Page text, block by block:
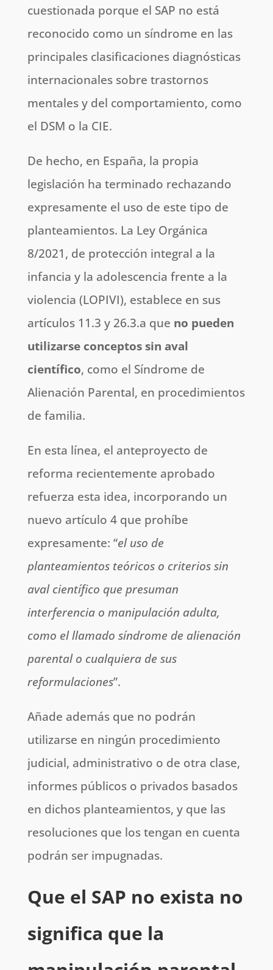
cuestionada porque el SAP no está
reconocido como un síndrome en las
principales clasificaciones diagnósticas
internacionales sobre trastornos
mentales y del comportamiento, como
el DSM o la CIE.
De hecho, en España, la propia
legislación ha terminado rechazando
expresamente el uso de este tipo de
planteamientos. La Ley Orgánica
8/2021, de protección integral a la
infancia y la adolescencia frente a la
violencia (LOPIVI), establece en sus
artículos 11.3 y 26.3.a que no pueden
utilizarse conceptos sin aval
científico, como el Síndrome de
Alienación Parental, en procedimientos
de familia.
En esta línea, el anteproyecto de
reforma recientemente aprobado
refuerza esta idea, incorporando un
nuevo artículo 4 que prohíbe
expresamente: “el uso de
planteamientos teóricos o criterios sin
aval científico que presuman
interferencia o manipulación adulta,
como el llamado síndrome de alienación
parental o cualquiera de sus
reformulaciones”.
Añade además que no podrán
utilizarse en ningún procedimiento
judicial, administrativo o de otra clase,
informes públicos o privados basados
en dichos planteamientos, y que las
resoluciones que los tengan en cuenta
podrán ser impugnadas.
Que el SAP no exista no
significa que la